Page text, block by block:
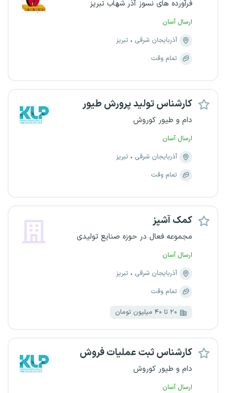
فرآورده های نسوز آذر شهاب تبریز
ارسال آسان
آذربایجان شرقی
تبریز
تمام وقت
کارشناس تولید پرورش طیور
دام و طیور کوروش
ارسال آسان
آذربایجان شرقی
تبریز
تمام وقت
کمک آشپز
مجموعه فعال در حوزه صنایع تولیدی
ارسال آسان
آذربایجان شرقی
تبریز
تمام وقت
۲۰ تا ۴۰ میلیون تومان
کارشناس ثبت عملیات فروش
دام و طیور کوروش
ارسال آسان